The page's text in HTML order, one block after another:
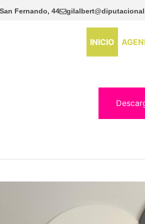
Fernando, 44
INICIO